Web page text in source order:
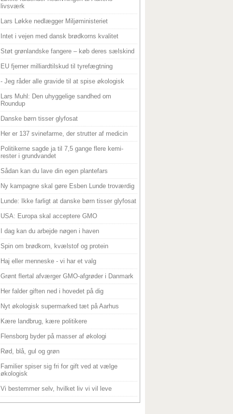
livsværk
Lars Løkke nedlægger Miljøministeriet
Intet i vejen med dansk brødkorns kvalitet
Støt grønlandske fangere – køb deres sælskind
EU fjerner milliardtilskud til tyrefægtning
- Jeg råder alle gravide til at spise økologisk
Lars Muhl: Den uhyggelige sandhed om
Roundup
Danske børn tisser glyfosat
Her er 137 svinefarme, der strutter af medicin
Politikerne sagde ja til 7,5 gange flere kemi-
rester i grundvandet
Sådan kan du lave din egen plantefars
Ny kampagne skal gøre Esben Lunde troværdig
Lunde: Ikke farligt at danske børn tisser glyfosat
USA: Europa skal acceptere GMO
I dag kan du arbejde nøgen i haven
Spin om brødkorn, kvælstof og protein
Haj eller menneske - vi har et valg
Grønt flertal afværger GMO-afgrøder i Danmark
Her falder giften ned i hovedet på dig
Nyt økologisk supermarked tæt på Aarhus
Kære landbrug, kære politikere
Flensborg byder på masser af økologi
Rød, blå, gul og grøn
Familier spiser sig fri for gift ved at vælge
økologisk
Vi bestemmer selv, hvilket liv vi vil leve